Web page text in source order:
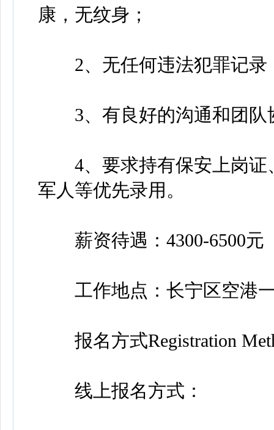
康，无纹身；
2、无任何违法犯罪记录
3、有良好的沟通和团队
4、要求持有保安上岗证
军人等优先录用。
薪资待遇：4300-6500元
工作地点：长宁区空港一
报名方式Registration
线上报名方式：